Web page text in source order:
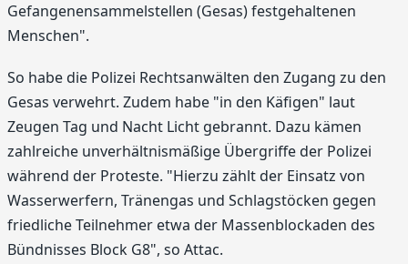
Gefangenensammelstellen (Gesas) festgehaltenen
Menschen".
So habe die Polizei Rechtsanwälten den Zugang zu den
Gesas verwehrt. Zudem habe "in den Käfigen" laut
Zeugen Tag und Nacht Licht gebrannt. Dazu kämen
zahlreiche unverhältnismäßige Übergriffe der Polizei
während der Proteste. "Hierzu zählt der Einsatz von
Wasserwerfern, Tränengas und Schlagstöcken gegen
friedliche Teilnehmer etwa der Massenblockaden des
Bündnisses Block G8", so Attac.